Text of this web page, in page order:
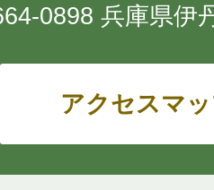
0898 兵庫県伊
アクセスマ